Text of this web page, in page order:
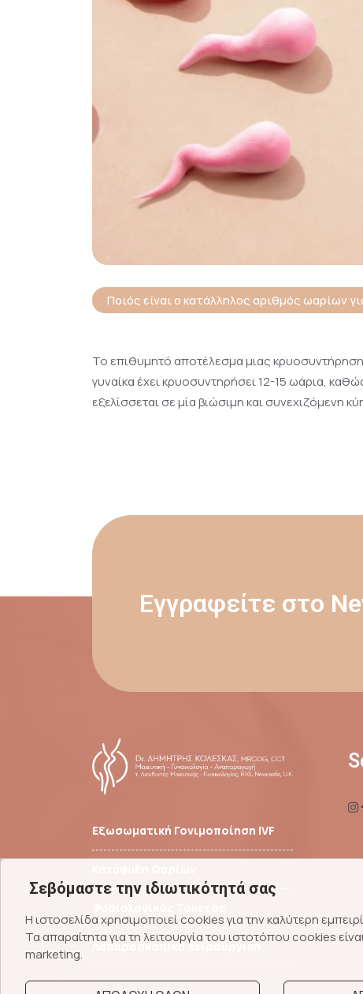
Ποιός είναι ο κατάλληλος αριθμός ωαρίων
Το επιθυμητό αποτέλεσμα μιας
γυναίκα έχει κρυοσυντηρήσει 12-15 ωάρια,
εξελίσσεται σε μία βιώσιμη και συνεχιζόμενη
Εγγραφείτε στο
Εξωσωματική Γονιμοποίηση IVF
Λαπαροσκοπική Χειρουργική
Σεβόμαστε την ιδιωτικότητά σας
Η ιστοσελίδα χρησιμοποιεί cookies για την καλύτερη
Τα απαραίτητα για τη λειτουργία του ιστοτόπου cookies
marketing.